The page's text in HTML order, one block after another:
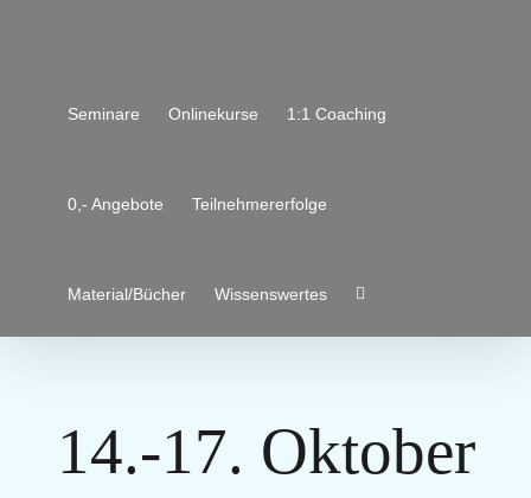
Seminare Onlinekurse 1:1 Coaching
0,- Angebote Teilnehmererfolge
Material/Bücher Wissenswertes
14.-17. Oktober